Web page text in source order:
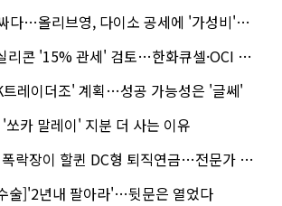
…올리브영, 다이소 공세에 '가성비'로 맞불
콘 '15% 관세' 검토…한화큐셀·OCI 영향은?
트레이더조' 계획…성공 가능성은 '글쎄'
쏘카 말레이' 지분 더 사는 이유
장이 할퀸 DC형 퇴직연금…전문가 조언은
술]'2년내 팔아라'…뒷문은 열었다